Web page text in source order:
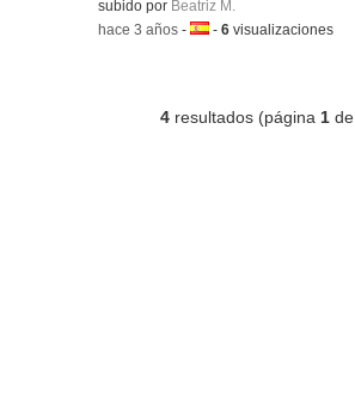
Contenido educativo.
subido por Beatriz M.
-hace 3 años -Idioma:
-6 visualizaciones
4 resultados (página 1 de